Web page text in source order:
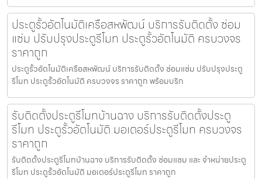
ประตูรั้วอัตโนมัติเครือสหพัฒน์ บริการรับติดตั้ง ซ่อม
แซ่ม ปรับปรุงประตูรีโมท ประตูรั้วอัตโนมัติ ครบวงจร
ราคาถูก
ประตูรั้วอัตโนมัติเครือสหพัฒน์ บริการรับติดตั้ง ซ่อมแซ่ม ปรับปรุงประตู
รีโมท ประตูรั้วอัตโนมัติ ครบวงจร ราคาถูก พร้อมบริก
รับติดตั้งประตูรีโมทบ้านฉาง บริการรับติดตั้งประตู
รีโมท ประตูรั้วอัตโนมัติ มอเตอร์ประตูรีโมท ครบวงจร
ราคาถูก
รับติดตั้งประตูรีโมทบ้านฉาง บริการรับติดตั้ง ซ่อมแซม และ จำหน่ายประตู
รีโมท ประตูรั้วอัตโนมัติ มอเตอร์ประตูรีโมท ราคาถูก